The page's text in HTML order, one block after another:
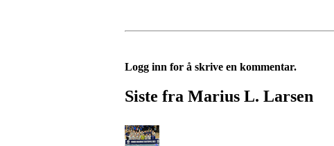
Logg inn for å skrive en kommentar.
Siste fra Marius L. Larsen